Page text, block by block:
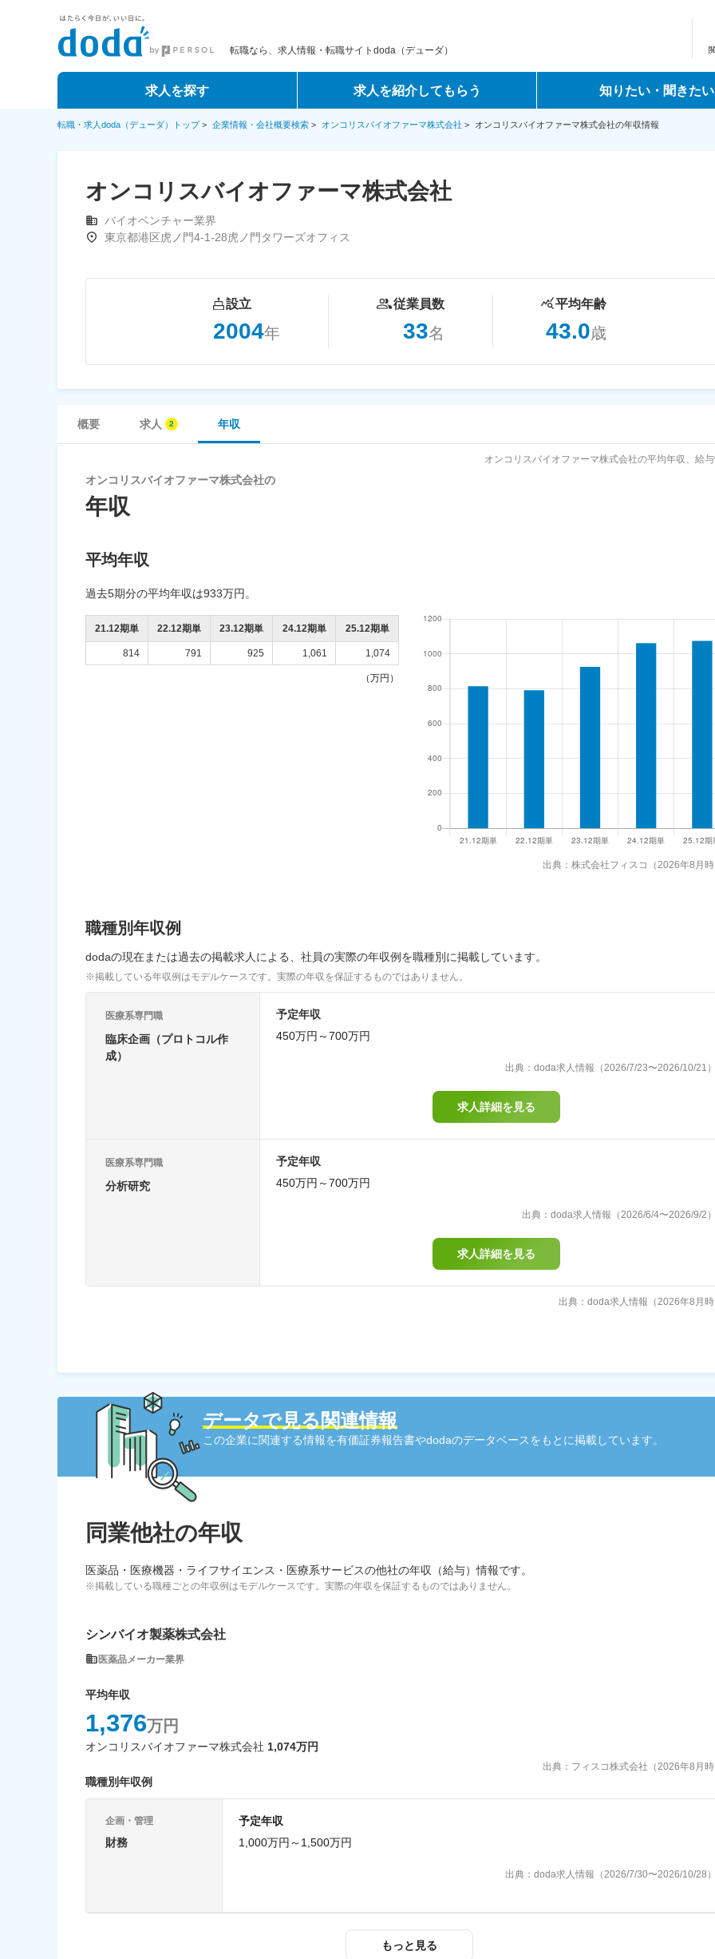
転職なら、求人情報・転職サイトdoda（デューダ）
求人を探す 求人を紹介してもらう 知りたい・聞きたい
転職・求人doda（デューダ）トップ> 企業情報・会社概要検索 > オンコリスバイオファーマ株式会社 > オンコリスバイオファーマ株式会社の年収情報
オンコリスバイオファーマ株式会社
バイオベンチャー業界
東京都港区虎ノ門4-1-28虎ノ門タワーズオフィス
設立
2004年
従業員数
33名
平均年齢
43.0歳
概要 求人 年収
オンコリスバイオファーマ株式会社の平均年収、給
オンコリスバイオファーマ株式会社の
年収
平均年収
過去5期分の平均年収は933万円。
21.12期単 22.12期単 23.12期単 24.12期単 25.12期単
814 791 925 1,061 1,074
（万円）
出典：株式会社フィスコ（2026年8月
職種別年収例
dodaの現在または過去の掲載求人による、社員の実際の年収例を職種別に掲載しています。
※掲載している年収例はモデルケースです。実際の年収を保証するものではありません。
医療系専門職
臨床企画（プロトコル作
成）
予定年収
450万円～700万円
出典：doda求人情報（2026/7/23〜2026/10/21
求人詳細を見る
医療系専門職
分析研究
予定年収
450万円～700万円
出典：doda求人情報（2026/6/4〜2026/9/2
求人詳細を見る
出典：doda求人情報（2026年8月
データで見る関連情報
この企業に関連する情報を有価証券報告書やdodaのデータベースをもとに掲載しています。
同業他社の年収
医薬品・医療機器・ライフサイエンス・医療系サービスの他社の年収（給与）情報です。
※掲載している職種ごとの年収例はモデルケースです。実際の年収を保証するものではありません。
シンバイオ製薬株式会社
医薬品メーカー業界
平均年収
1,376万円
オンコリスバイオファーマ株式会社 1,074万円
出典：フィスコ株式会社（2026年8月
職種別年収例
企画・管理
財務
予定年収
1,000万円～1,500万円
出典：doda求人情報（2026/7/30〜2026/10/28
もっと見る